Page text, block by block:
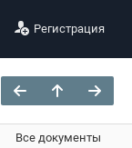
Регистрация
Все документы